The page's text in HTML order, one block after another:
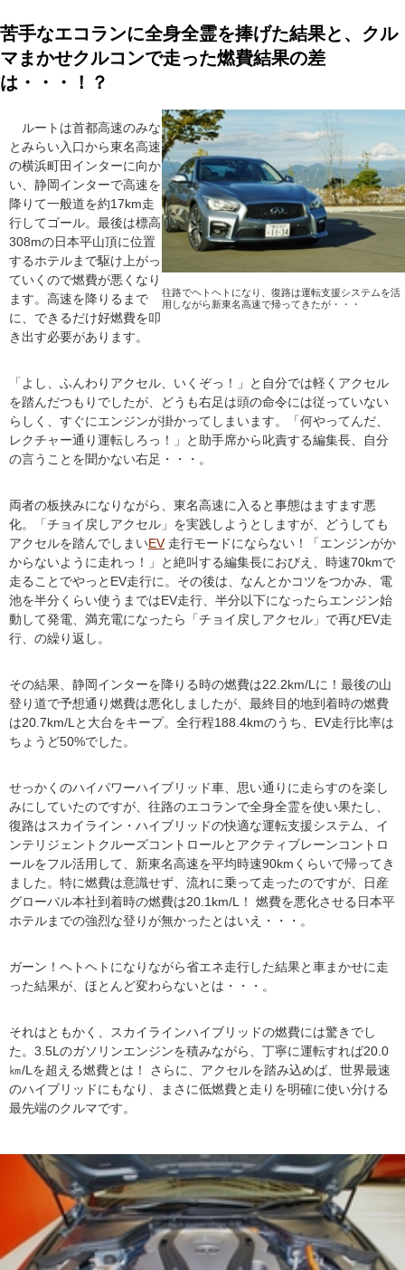
苦手なエコランに全身全霊を捧げた結果と、クル
マまかせクルコンで走った燃費結果の差
は・・・！？
往路でヘトヘトになり、復路は運転支援システムを活
用しながら新東名高速で帰ってきたが・・・
ルートは首都高速のみな
とみらい入口から東名高速
の横浜町田インターに向か
い、静岡インターで高速を
降りて一般道を約17km走
行してゴール。最後は標高
308mの日本平山頂に位置
するホテルまで駆け上がっ
ていくので燃費が悪くなり
ます。高速を降りるまで
に、できるだけ好燃費を叩
き出す必要があります。
「よし、ふんわりアクセル、いくぞっ！」と自分では軽くアクセル
を踏んだつもりでしたが、どうも右足は頭の命令には従っていない
らしく、すぐにエンジンが掛かってしまいます。「何やってんだ、
レクチャー通り運転しろっ！」と助手席から叱責する編集長、自分
の言うことを聞かない右足・・・。
両者の板挟みになりながら、東名高速に入ると事態はますます悪
化。「チョイ戻しアクセル」を実践しようとしますが、どうしても
アクセルを踏んでしまいEV走行モードにならない！「エンジンがか
からないように走れっ！」と絶叫する編集長におびえ、時速70kmで
走ることでやっとEV走行に。その後は、なんとかコツをつかみ、電
池を半分くらい使うまではEV走行、半分以下になったらエンジン始
動して発電、満充電になったら「チョイ戻しアクセル」で再びEV走
行、の繰り返し。
その結果、静岡インターを降りる時の燃費は22.2km/Lに！最後の山
登り道で予想通り燃費は悪化しましたが、最終目的地到着時の燃費
は20.7km/Lと大台をキープ。全行程188.4kmのうち、EV走行比率は
ちょうど50%でした。
せっかくのハイパワーハイブリッド車、思い通りに走らすのを楽し
みにしていたのですが、往路のエコランで全身全霊を使い果たし、
復路はスカイライン・ハイブリッドの快適な運転支援システム、イ
ンテリジェントクルーズコントロールとアクティブレーンコントロ
ールをフル活用して、新東名高速を平均時速90kmくらいで帰ってき
ました。特に燃費は意識せず、流れに乗って走ったのですが、日産
グローバル本社到着時の燃費は20.1km/L！ 燃費を悪化させる日本平
ホテルまでの強烈な登りが無かったとはいえ・・・。
ガーン！ヘトヘトになりながら省エネ走行した結果と車まかせに走
った結果が、ほとんど変わらないとは・・・。
それはともかく、スカイラインハイブリッドの燃費には驚きでし
た。3.5Lのガソリンエンジンを積みながら、丁寧に運転すれば20.0
㎞/Lを超える燃費とは！ さらに、アクセルを踏み込めば、世界最速
のハイブリッドにもなり、まさに低燃費と走りを明確に使い分ける
最先端のクルマです。